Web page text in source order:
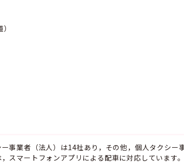
事業者（法人）は14社あり，その他，個人タクシー
スマートフォンアプリによる配車に対応しています。